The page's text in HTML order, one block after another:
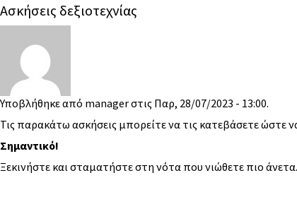
Ασκήσεις δεξιοτεχνίας
Υποβλήθηκε από managerστις Παρ, 28/07/2023 - 13:00.
Τις παρακάτω ασκήσεις μπορείτε να τις κατεβάσετε ώστε
Σημαντικό!
Ξεκινήστε και σταματήστε στη νότα που νιώθετε πιο άνετα.